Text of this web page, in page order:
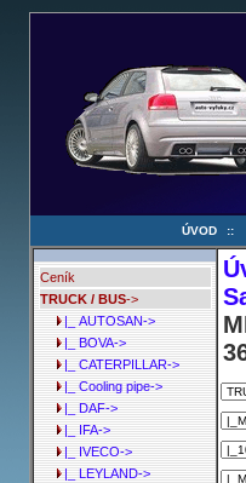
ÚVOD ::
Ceník
TRUCK / BUS->
|_ AUTOSAN->
|_ BOVA->
|_ CATERPILLAR->
|_ Cooling pipe->
|_ DAF->
|_ IFA->
|_ IVECO->
|_ LEYLAND->